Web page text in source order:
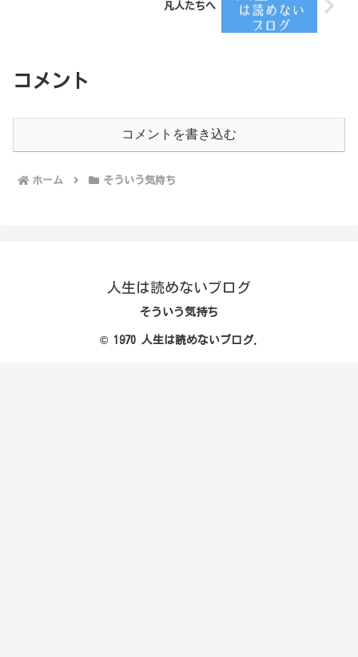
凡人たちへ
コメント
コメントを書き込む
ホーム そういう気持ち
人生は読めないブログ
そういう気持ち
© 1970 人生は読めないブログ.